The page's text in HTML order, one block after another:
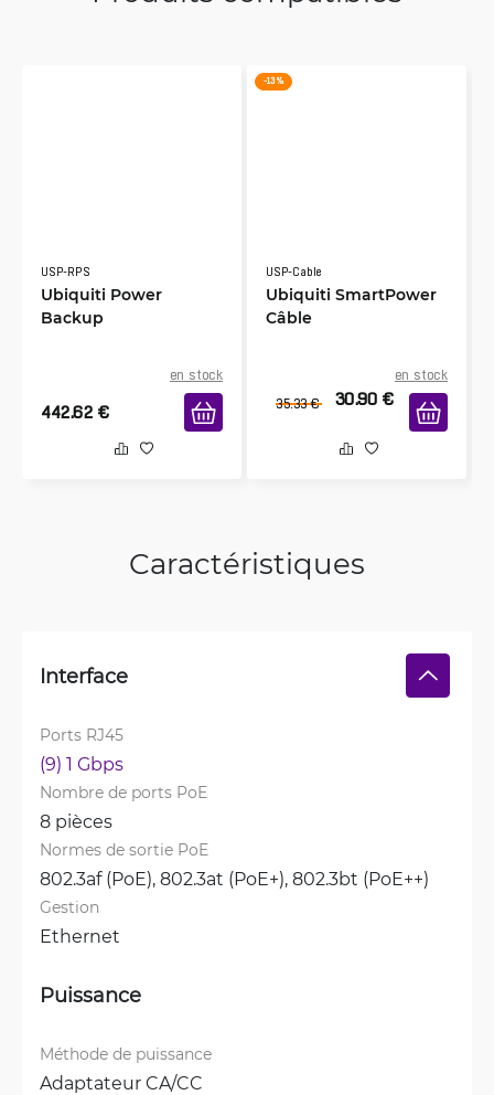
USP-RPS
Ubiquiti Power
Backup
en stock
442.62 €
-13 %
USP-Cable
Ubiquiti SmartPower
Câble
en stock
35.33 € 30.90 €
Caractéristiques
Interface
Ports RJ45
(9) 1 Gbps
Nombre de ports PoE
8 pièces
Normes de sortie PoE
802.3af (PoE), 802.3at (PoE+), 802.3bt (PoE++)
Gestion
Ethernet
Puissance
Méthode de puissance
Adaptateur CA/CC